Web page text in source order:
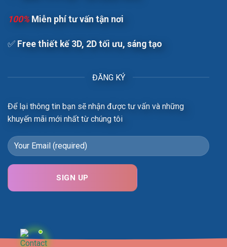
100% Miễn phí tư vấn tận nơi
✅Free t hiết kế 3D, 2D tối ưu, sáng tạo
ĐĂNG KÝ
Để lại thông tin bạn sẽ nhận được tư vấn và những
khuyến mãi mới nhất từ chúng tôi